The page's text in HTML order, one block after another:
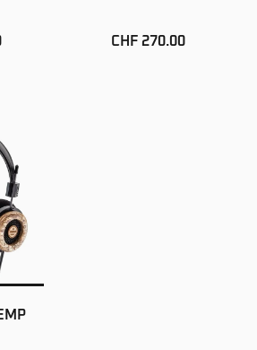
CHF 270.00